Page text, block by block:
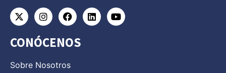
CONÓCENOS
Sobre Nosotros